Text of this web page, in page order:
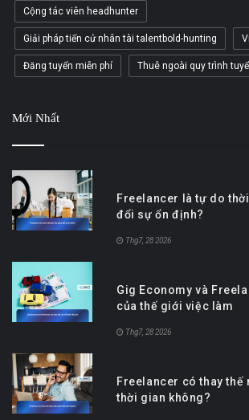
Cộng tác viên headhunter
Giải pháp tiến cử nhân tài talentbold-hunting
Đăng tuyển miễn phí Thuê ngoài quy trình
Mới Nhất
Freelancer là tự do
đổi sự ổn định?
Thg7, 28 2026
Gig Economy và
của thế giới việc làm
Thg7, 28 2026
Freelancer có thay thế
thời gian không?